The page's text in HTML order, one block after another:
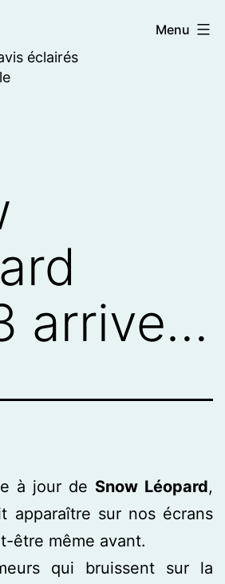
éclairés
Menu
arrive…
à jour de Snow Léopard,
apparaître sur nos écrans
être même avant.
qui bruissent sur la